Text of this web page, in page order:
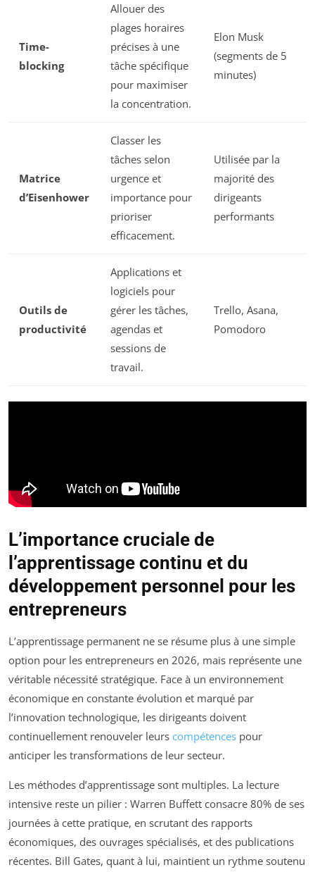
Time-
blocking
Allouer des
plages horaires
précises à une
tâche spécifique
pour maximiser
la concentration.
Elon Musk
(segments de 5
minutes)
Matrice
d’Eisenhower
Classer les
tâches selon
urgence et
importance pour
prioriser
efficacement.
Utilisée par la
majorité des
dirigeants
performants
Outils de
productivité
Applications et
logiciels pour
gérer les tâches,
agendas et
sessions de
travail.
Trello, Asana,
Pomodoro
L’importance cruciale de
l’apprentissage continu et du
développement personnel pour les
entrepreneurs
L’apprentissage permanent ne se résume plus à une simple
option pour les entrepreneurs en 2026, mais représente une
véritable nécessité stratégique. Face à un environnement
économique en constante évolution et marqué par
l’innovation technologique, les dirigeants doivent
continuellement renouveler leurs compétences pour
anticiper les transformations de leur secteur.
Les méthodes d’apprentissage sont multiples. La lecture
intensive reste un pilier : Warren Buffett consacre 80% de ses
journées à cette pratique, en scrutant des rapports
économiques, des ouvrages spécialisés, et des publications
récentes. Bill Gates, quant à lui, maintient un rythme soutenu